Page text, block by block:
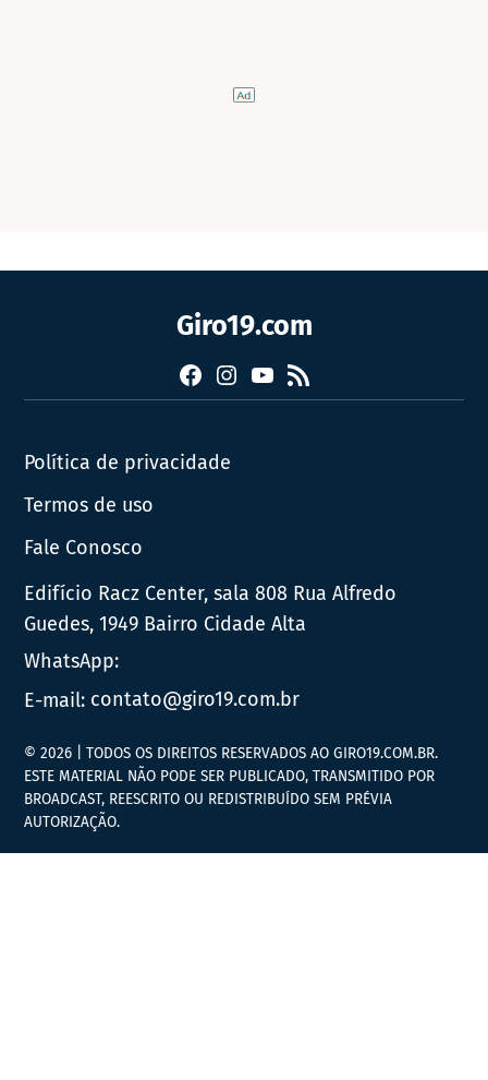
Giro19.com
FacebookInstagram
YouTube
RSS
Política de privacidade
Termos de uso
Fale Conosco
Edifício Racz Center, sala 808 Rua Alfredo
Guedes, 1949 Bairro Cidade Alta
WhatsApp:
E-mail: contato@giro19.com.br
© 2026 | TODOS OS DIREITOS RESERVADOS AO GIRO19.COM.BR.
ESTE MATERIAL NÃO PODE SER PUBLICADO, TRANSMITIDO POR
BROADCAST, REESCRITO OU REDISTRIBUÍDO SEM PRÉVIA
AUTORIZAÇÃO.